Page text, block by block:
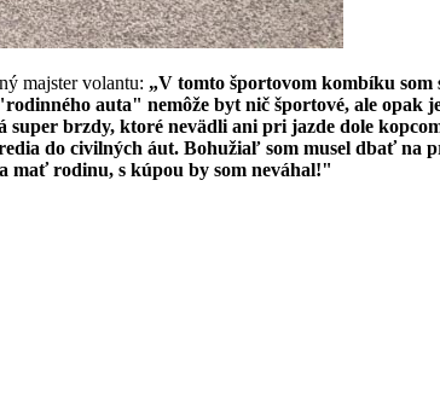
majster volantu: „V tomto športovom kombíku som
auta" nemôže byt nič športové, ale opak
brzdy, ktoré nevädli ani pri jazde dole
do civilných áut. Bohužiaľ som musel dbať na
mať rodinu, s kúpou by som neváhal!"